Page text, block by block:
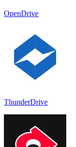
OpenDrive
ThunderDrive